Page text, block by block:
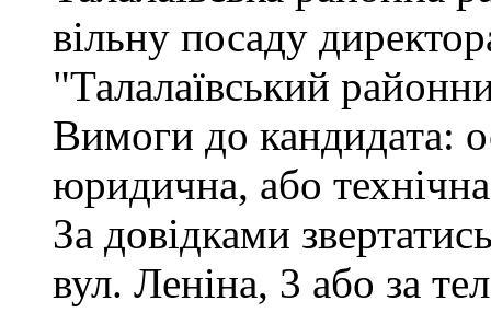
вільну посаду
"Талалаївський
Вимоги до кандидата:
юридична, або
За довідками
вул. Леніна, 3 або за